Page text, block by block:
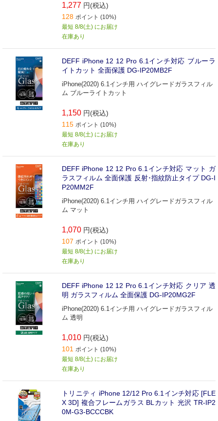
1,277 円(税込)
128 ポイント (10%)
最短 8/8(土) にお届け
在庫あり
DEFF iPhone 12 12 Pro 6.1インチ対応 ブルーラ
イトカット 全面保護 DG-IP20MB2F
iPhone(2020) 6.1インチ用 ハイグレードガラスフィル
ム ブルーライトカット
1,150 円(税込)
115 ポイント (10%)
最短 8/8(土) にお届け
在庫あり
DEFF iPhone 12 12 Pro 6.1インチ対応 マット ガ
ラスフィルム 全面保護 反射･指紋防止タイプ DG-I
P20MM2F
iPhone(2020) 6.1インチ用 ハイグレードガラスフィル
ム マット
1,070 円(税込)
107 ポイント (10%)
最短 8/8(土) にお届け
在庫あり
DEFF iPhone 12 12 Pro 6.1インチ対応 クリア 透
明 ガラスフィルム 全面保護 DG-IP20MG2F
iPhone(2020) 6.1インチ用 ハイグレードガラスフィル
ム 透明
1,010 円(税込)
101 ポイント (10%)
最短 8/8(土) にお届け
在庫あり
トリニティ iPhone 12/12 Pro 6.1インチ対応 [FLE
X 3D] 複合フレームガラス BLカット 光沢 TR-IP2
0M-G3-BCCCBK